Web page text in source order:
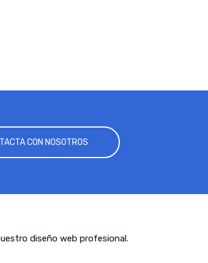
CON NOSOTROS
diseño web profesional.